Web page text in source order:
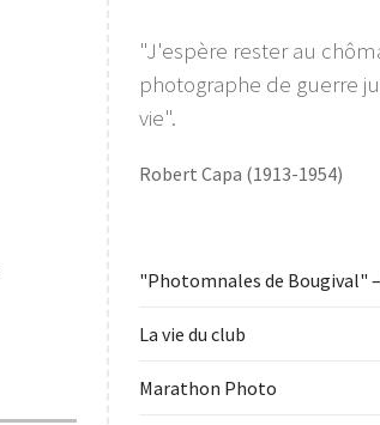
"J'espère rester au
photographe de guerre
vie".
Robert Capa (1913-1954)
"Photomnales de Bougival"
La vie du club
Marathon Photo